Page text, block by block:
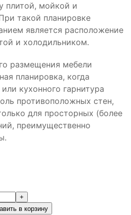
плитой, мойкой и
такой планировке
является расположение
и холодильником.
размещения мебели
планировка, когда
кухонного гарнитура
противоположных стен,
для просторных (более
преимущественно
+
в корзину